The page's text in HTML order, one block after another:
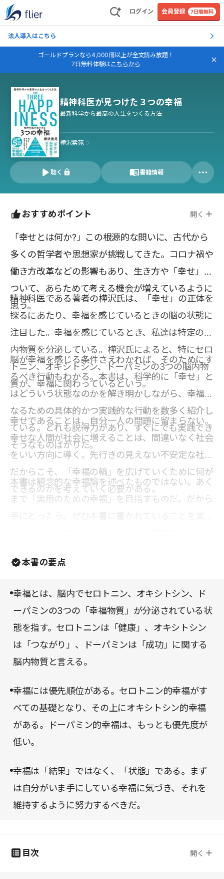
ログイン 会員登録 7日間無料
法人導入はこちら
ゴールドプランなら4,000冊以上が全文読み放題！
7日無料体験はこちらから
精神科医が見つけた３つの幸福
最新科学から最高の人生をつくる方法
樺沢紫苑
聴く 書籍情報
おすすめポイント 開く
「幸せとは何か?」この根源的な問いに、古代から
多くの哲学者や思想家が挑戦してきた。コロナ禍や
働き方改革などの影響もあり、生き方や「幸せ」に
ついて、あらためて考える機会が増えているように
思う。
精神科医である著者の樺沢氏は、「幸せ」の正体を
探るにあたり、幸福を感じているときの脳の状態に
注目した。幸福を感じているとき、私達は特定の脳
内物質を分泌している。樺沢氏によると、特にセロ
トニン、オキシトシン、ドーパミンの3つの脳内物
質が、幸福に関わっているという。
脳が幸福を感じる条件さえわかれば、そのためにす
るべき行動もわかる。本書は、科学的に「幸せ」と
はどういう状態なのかを解き明かしながら、幸福に
なるための具体的かつ実践的な行動を数多く紹介し
ている。どれも説得力があり、すぐにでも実践でき
そうなものばかりだ。
幸せであることは、自分一人の問題に留まらない。
幸せな人間が社会に増えることは、間違いなく社会
をいい方向に導く。先行きの見えない不安定な社会
だからこそ、「幸福の輪」を広げていくために何が
できるのかを考えていく必要がある。
本書は観念的な幸福論を述べたものではない。あく
まで「実用のための幸福」を目指すものだ。だから
本書の要点
幸福とは、脳内でセロトニン、オキシトシン、ド
ーパミンの3つの「幸福物質」が分泌されている状
態を指す。セロトニンは「健康」、オキシトシン
は「つながり」、ドーパミンは「成功」に関する
脳内物質と言える。
幸福には優先順位がある。セロトニン的幸福がす
べての基礎となり、その上にオキシトシン的幸福
がある。ドーパミン的幸福は、もっとも優先度が
低い。
幸福は「結果」ではなく、「状態」である。まず
は自分がいま手にしている幸福に気づき、それを
維持するように努力するべきだ。
目次 開く